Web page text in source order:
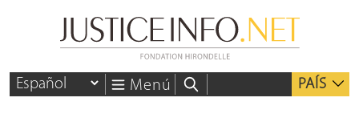
Menú PAÍS